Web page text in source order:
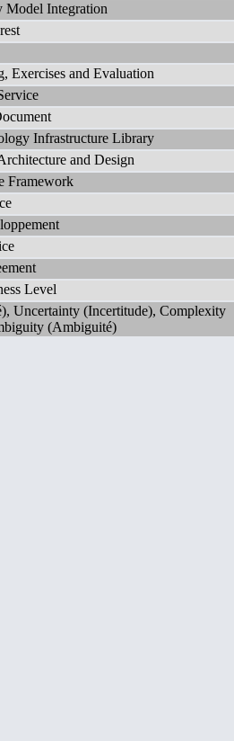
Integration
Exercises and Evaluation
Infrastructure Library
and Design
Framework
Level
Uncertainty (Incertitude), Complexity
(Ambiguité)